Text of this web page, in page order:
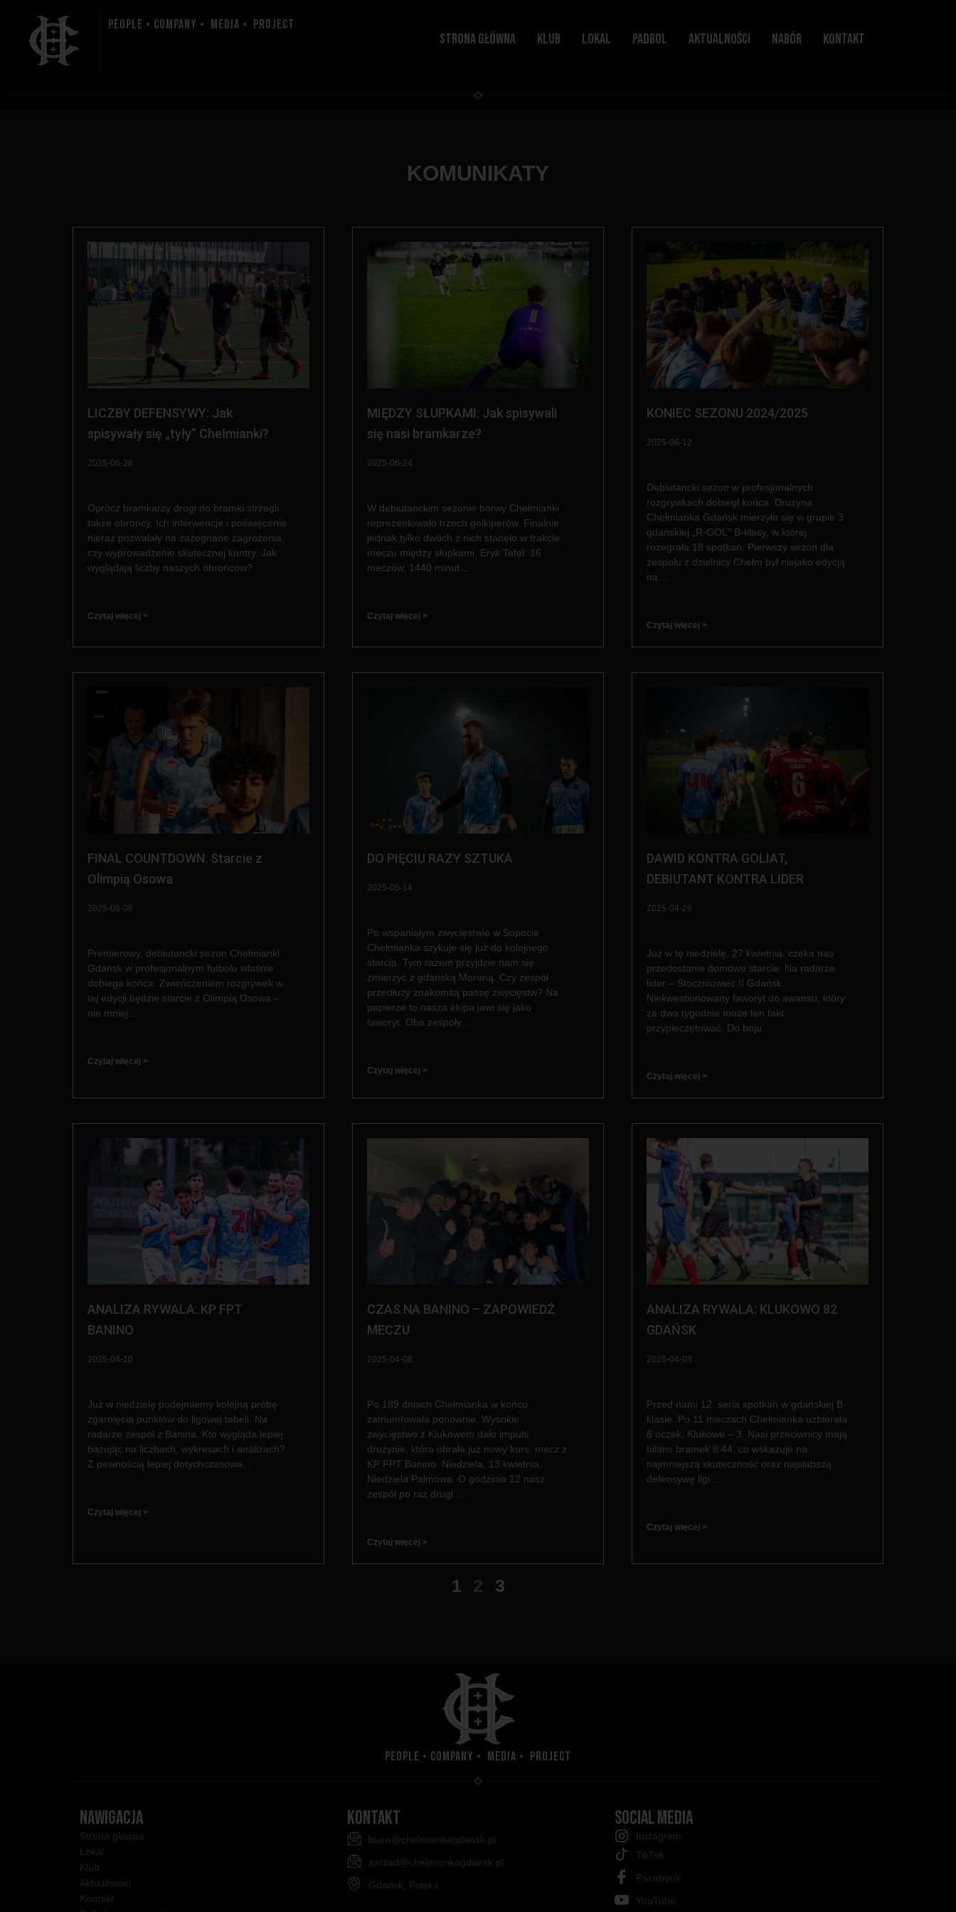
People • Company • Media • Project
STRONA GŁÓWNA KLUB LOKAL PADBOL AKTUALNOŚCI NABÓR KONTAKT
KOMUNIKATY
LICZBY DEFENSYWY: Jak
spisywały się „tyły” Chełmianki?
2025-06-26
Oprócz bramkarzy drogi do bramki strzegli
także obrońcy. Ich interwencje i poświęcenie
nieraz pozwalały na zażegnane zagrożenia,
czy wyprowadzenie skutecznej kontry. Jak
wyglądają liczby naszych obrońców?
Czytaj więcej >
MIĘDZY SŁUPKAMI: Jak spisywali
się nasi bramkarze?
2025-06-24
W debiutanckim sezonie barwy Chełmianki
reprezentowało trzech golkiperów. Finalnie
jednak tylko dwóch z nich stanęło w trakcie
meczu między słupkami. Eryk Tafel: 16
meczów, 1440 minut…
Czytaj więcej >
KONIEC SEZONU 2024/2025
2025-06-12
Debiutancki sezon w profesjonalnych
rozgrywkach dobiegł końca. Drużyna
Chełmianka Gdańsk mierzyła się w grupie 3
gdańskiej „R-GOL” B-klasy, w której
rozegrała 18 spotkań. Pierwszy sezon dla
zespołu z dzielnicy Chełm był niejako edycją
na…
Czytaj więcej >
FINAL COUNTDOWN: Starcie z
Olimpią Osowa
2025-06-06
Premierowy, debiutancki sezon Chełmianki
Gdańsk w profesjonalnym futbolu właśnie
dobiega końca. Zwieńczeniem rozgrywek w
tej edycji będzie starcie z Olimpią Osowa –
nie mniej…
Czytaj więcej >
DO PIĘCIU RAZY SZTUKA
2025-05-14
Po wspaniałym zwycięstwie w Sopocie
Chełmianka szykuje się już do kolejnego
starcia. Tym razem przyjdzie nam się
zmierzyć z gdańską Moreną. Czy zespół
przedłuży znakomitą passę zwycięstw? Na
papierze to nasza ekipa jawi się jako
faworyt. Oba zespoły…
Czytaj więcej >
DAWID KONTRA GOLIAT,
DEBIUTANT KONTRA LIDER
2025-04-26
Już w tę niedzielę, 27 kwietnia, czeka nas
przedostanie domowe starcie. Na radarze
lider – Stoczniowiec II Gdańsk.
Niekwestionowany faworyt do awansu, który
za dwa tygodnie może ten fakt
przypieczętować. Do boju…
Czytaj więcej >
ANALIZA RYWALA: KP FPT
BANINO
2025-04-10
Już w niedzielę podejmiemy kolejną próbę
zgarnięcia punktów do ligowej tabeli. Na
radarze zespół z Banina. Kto wygląda lepiej
bazując na liczbach, wykresach i analizach?
Z pewnością lepiej dotychczasowe…
Czytaj więcej >
CZAS NA BANINO – ZAPOWIEDŹ
MECZU
2025-04-08
Po 189 dniach Chełmianka w końcu
zatriumfowała ponownie. Wysokie
zwycięstwo z Klukowem dało impuls
drużynie, która obrała już nowy kurs: mecz z
KP FPT Banino. Niedziela, 13 kwietnia,
Niedziela Palmowa. O godzinie 12 nasz
zespół po raz drugi…
Czytaj więcej >
ANALIZA RYWALA: KLUKOWO 82
GDAŃSK
2025-04-03
Przed nami 12. seria spotkań w gdańskiej B-
klasie. Po 11 meczach Chełmianka uzbierała
8 oczek, Klukowo – 3. Nasi przeciwnicy mają
bilans bramek 8:44, co wskazuje na
najmniejszą skuteczność oraz najsłabszą
defensywę ligi…
Czytaj więcej >
1 2 3
People • Company • Media • Project
NAWIGACJA
Strona główna
Lokal
Klub
Aktualności
Kontakt
KONTAKT
biuro@chelmiankagdansk.pl
zarzad@chelmiankagdansk.pl
Gdańsk, Polska
SOCIAL MEDIA
Instagram
TikTok
Facebook
YouTube